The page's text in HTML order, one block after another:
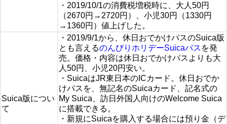
・2019/10/1の消費税増税時に、大人50円
（2670円→2720円）、小児30円（1330円
→1360円）値上げした。
Suica版につい
て
・2019/9/1から、休日おでかけパスのSuica版
とも言えるのんびりホリデーSuicaパス を発
売。価格・内容は休日おでかけパスよりも大
人50円、小児20円安い。
・SuicaはJR東日本のICカード。休日おでか
けパスを、無記名のSuicaカード、記名式の
My Suica、訪日外国人向けのWelcome Suica
に搭載できる。
・新規にSuicaを購入する場合には預り金（デ